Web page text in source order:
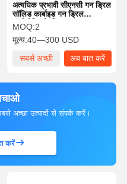
अत्यधिक प्रभावी सीएनसी गन ड्रिल
सॉलिड कार्बाइड गन ड्रिल
ऑटोमोटिव के लिए
MOQ:2
मूल्य:40—300 USD
सबसे अच्छी
अब बात करें
अच्छा उत्पादों से संपर्क करें।
करें